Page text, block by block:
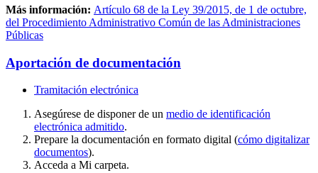
Más información: Artículo 68 de la Ley 39/2015, de 1 de octubre,
del Procedimiento Administrativo Común de las Administraciones
Públicas
Aportación de documentación
Tramitación electrónica
Asegúrese de disponer de un medio de identificación
electrónica admitido.
Prepare la documentación en formato digital (cómo digitalizar
documentos).
Acceda a Mi carpeta.